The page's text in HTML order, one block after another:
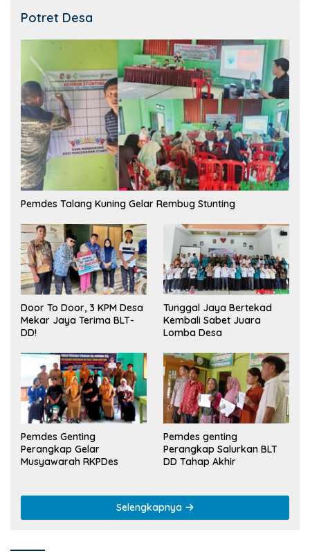
Potret Desa
Pemdes Talang Kuning Gelar Rembug Stunting
Door To Door, 3 KPM Desa
Mekar Jaya Terima BLT-
DD!
Tunggal Jaya Bertekad
Kembali Sabet Juara
Lomba Desa
Pemdes Genting
Perangkap Gelar
Musyawarah RKPDes
Pemdes genting
Perangkap Salurkan BLT
DD Tahap Akhir
Selengkapnya